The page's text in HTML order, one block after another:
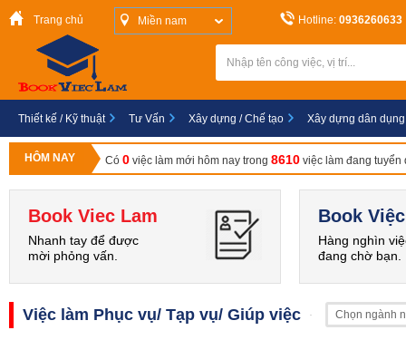
Trang chủ Miền nam Hotline: 0936260633
Thiết kế / Kỹ thuật Tư Vấn Xây dựng / Chế tạo Xây dựng dân dụng
HÔM NAY Có 0 việc làm mới hôm nay trong 8610 việc làm đang tuyển
Book Viec Lam
Nhanh tay để được
mời phỏng vấn.
Book
Hàng nghìn
đang chờ bạn.
Việc làm Phục vụ/ Tạp vụ/ Giúp việc Chọn ngành